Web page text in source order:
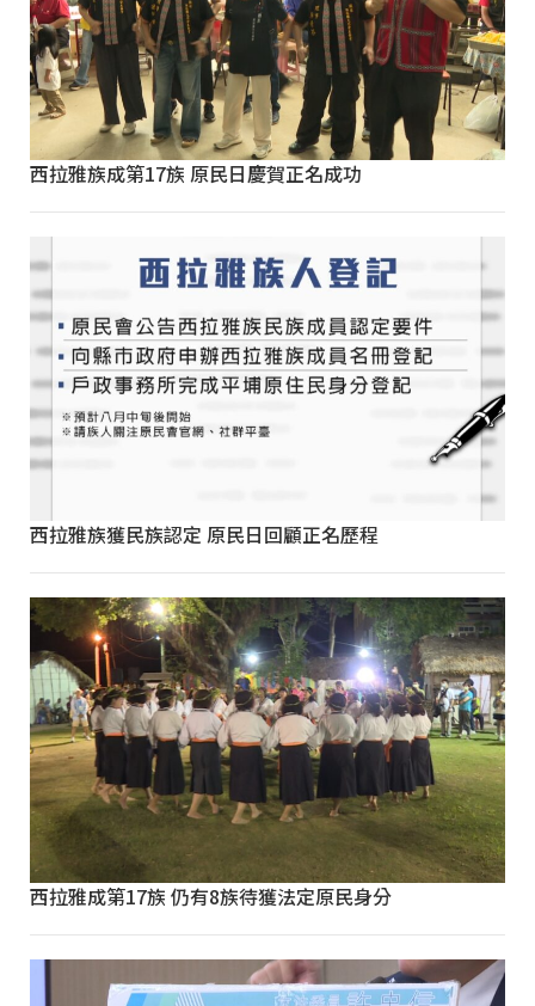
西拉雅族成第17族 原民日慶賀正名成功
西拉雅族獲民族認定 原民日回顧正名歷程
西拉雅成第17族 仍有8族待獲法定原民身分